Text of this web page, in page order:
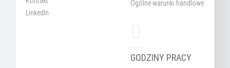
LinkedIn
Ogólne warunki handlowe
GODZINY PRACY